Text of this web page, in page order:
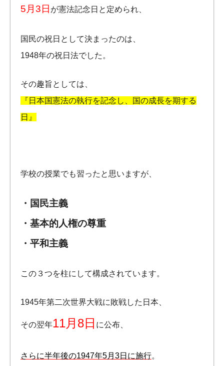
5月3日 が憲法記念日と定められ、
国民の祝日として決まったのは、
1948年の祝日法でした。
その趣旨としては、
『日本国憲法の執行を記念し、国の成長を期する
日』
学校の授業でも習ったと思いますが、
・国民主義
・基本的人権の尊重
・平和主義
この３つを柱にして構成されています。
1945年第二次世界大戦に敗戦した日本、
その翌年11月8日 に公布、
さらに半年後の1947年5月3日に施行。